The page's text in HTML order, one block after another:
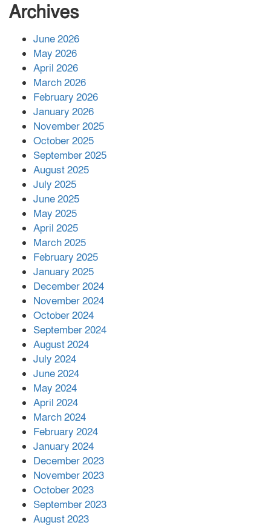
নলছিটিতে শ্রমিকদলের অবৈধ কমিটি
প্রকাশের অভিযোগ
আহত ৪০
Archives
June 2026
May 2026
April 2026
March 2026
February 2026
January 2026
November 2025
October 2025
September 2025
August 2025
July 2025
June 2025
May 2025
April 2025
March 2025
February 2025
January 2025
December 2024
November 2024
October 2024
September 2024
August 2024
July 2024
June 2024
May 2024
April 2024
March 2024
February 2024
January 2024
December 2023
November 2023
October 2023
September 2023
August 2023